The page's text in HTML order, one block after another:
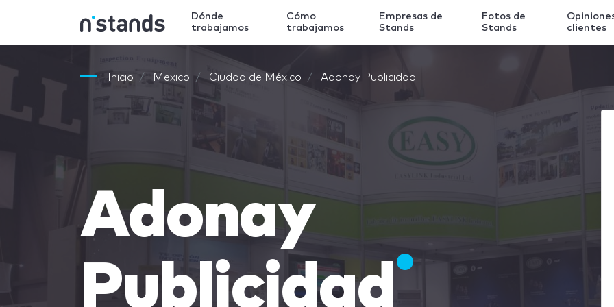
Dónde
trabajamos
Cómo
trabajamos
Empresas de
Stands
Fotos de
Stands
clientes
Inicio Mexico Ciudad de México Adonay Publicidad
Adonay
Publicidad